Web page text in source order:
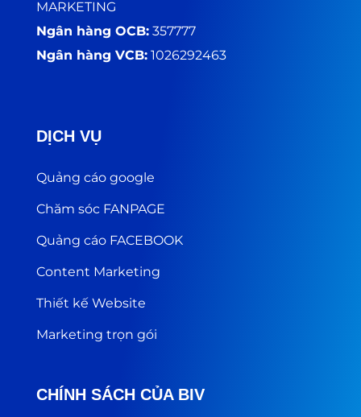
MARKETING
Ngân hàng OCB: 357777
Ngân hàng VCB: 1026292463
DỊCH VỤ
Quảng cáo google
Chăm sóc FANPAGE
Quảng cáo FACEBOOK
Content Marketing
Thiết kế Website
Marketing trọn gói
CHÍNH SÁCH CỦA BIV